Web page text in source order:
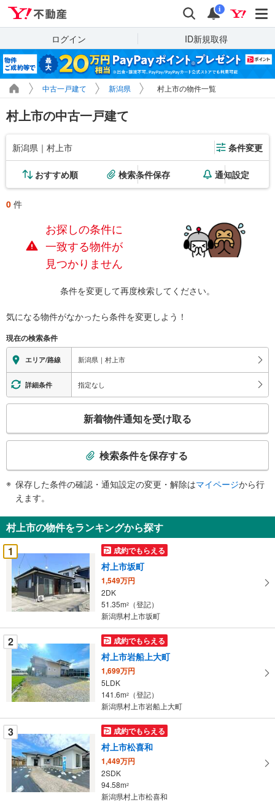
検索 通知
i
ログイン ID新規取得
中古一戸建て 新潟県 村上市の物件一覧
村上市の中古一戸建て
新潟県｜村上市 条件変更
おすすめ順 検索条件保存 通知設定
0 件
お探しの条件に
一致する物件が
見つかりません
条件を変更して再度検索してください。
気になる物件がなかったら条件を変更しよう！
現在の検索条件
エリア/路線 新潟県｜村上市
詳細条件 指定なし
検
知
を
受
け
取
る
・
条
件
を
マ
イ
ペ
ー
に
保
存
す
る
新着物件通知を受け取る
検索条件を保存する
保存した条件の確認・通知設定の変更・解除はマイページから行
えます。
村上市の物件をランキングから探す
1
成約でもらえる
村上市坂町
1,549万円
2DK
51.35m2
（登記）
新潟県村上市坂町
2 成約でもらえる
村上市岩船上大町
1,699万円
5LDK
141.6m2
（登記）
新潟県村上市岩船上大町
3 成約でもらえる
村上市松喜和
1,449万円
2SDK
94.58m2
新潟県村上市松喜和